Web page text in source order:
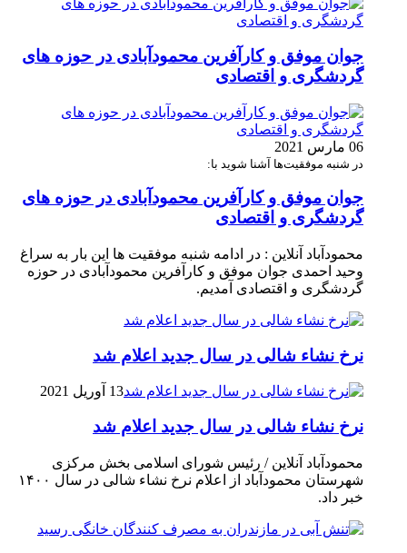
جوان موفق و کارآفرین محمودآبادی در حوزه های
گردشگری و اقتصادی
06 مارس 2021
در شنبه موفقیت‌ها آشنا شوید با:
جوان موفق و کارآفرین محمودآبادی در حوزه های
گردشگری و اقتصادی
محمودآباد آنلاین : در ادامه شنبه موفقیت ها این بار به سراغ
وحید احمدی جوان موفق و کارآفرین محمودآبادی در حوزه
گردشگری و اقتصادی آمدیم.
نرخ نشاء شالی در سال جدید اعلام شد
13 آوریل 2021
نرخ نشاء شالی در سال جدید اعلام شد
محمودآباد آنلاین / رئیس شورای اسلامی بخش مرکزی
شهرستان محمودآباد از اعلام نرخ نشاء شالی در سال ۱۴۰۰
خبر داد.